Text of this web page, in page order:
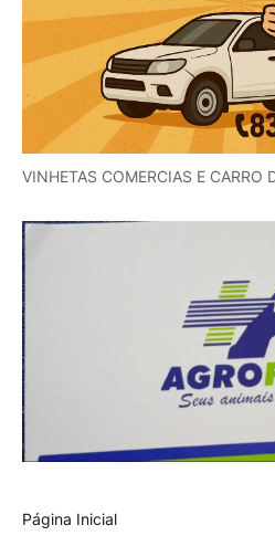
VINHETAS COMERCIAS E CARRO
Página Inicial